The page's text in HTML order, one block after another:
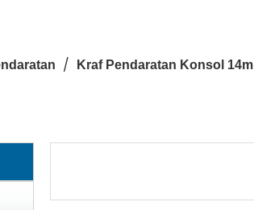
/ Kraf Pendaratan Konsol 14m